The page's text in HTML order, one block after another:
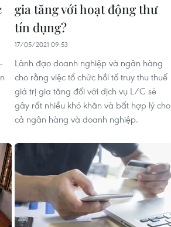
gia tăng với hoạt động thư
tín dụng?
17/05/2021 09:53
Lãnh đạo doanh nghiệp và ngân hàng
cho rằng việc tổ chức hồi tố truy thu thuế
giá trị gia tăng đối với dịch vụ L/C sẽ
gây rất nhiều khó khăn và bất hợp lý cho
cả ngân hàng và doanh nghiệp.